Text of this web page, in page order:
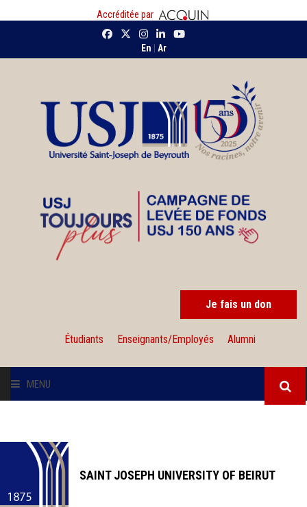
Accréditée par
En Ar
Je fais un don
Étudiants Enseignants/Employés Alumni
MENU
INSTITUTIONS
ADMISSION
SAINT JOSEPH UNIVERSITY OF BEIRUT